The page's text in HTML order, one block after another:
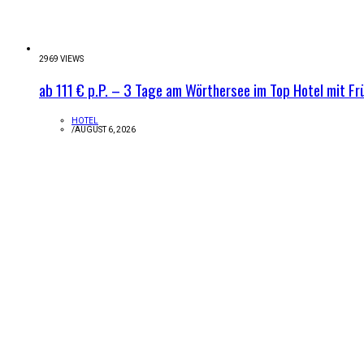
2969 VIEWS
ab 111 € p.P. – 3 Tage am Wörthersee im Top Hotel mit
HOTEL
/AUGUST 6, 2026